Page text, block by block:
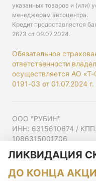
указанных товаров и (или)
менеджерам автоцентра.
Кредит предоставляется
2673 от 09.07.2024.
Обязательное
ответственности
осуществляется АО
0191-03 от 01.07.2024 г.
ООО "РУБИН"
ИНН: 6315610674 /
1086315001706
Ульяновская ул, д. 52/
Согласие на рекламную
ЛИКВИДАЦИЯ
ДО КОНЦА